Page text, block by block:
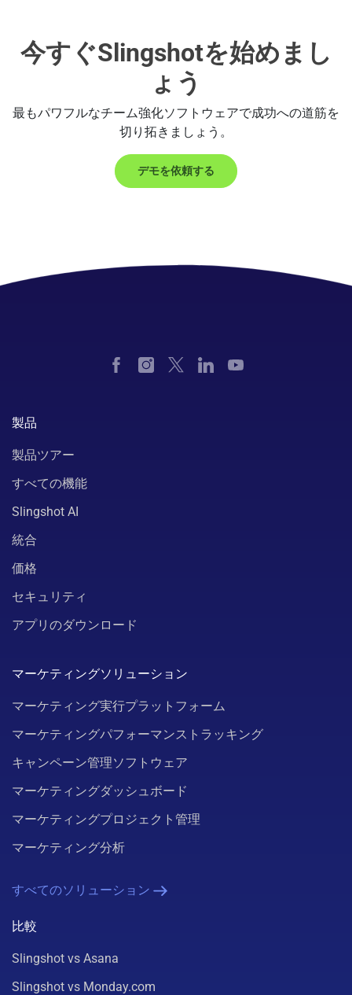
今すぐSlingshotを始めまし
ょう
最もパワフルなチーム強化ソフトウェアで成功への道筋を
切り拓きましょう。
デモを依頼する
製品
製品ツアー
すべての機能
Slingshot AI
統合
価格
セキュリティ
アプリのダウンロード
マーケティングソリューション
マーケティング実行プラットフォーム
マーケティングパフォーマンストラッキング
キャンペーン管理ソフトウェア
マーケティングダッシュボード
マーケティングプロジェクト管理
マーケティング分析
すべてのソリューション
比較
Slingshot vs Asana
Slingshot vs Monday.com